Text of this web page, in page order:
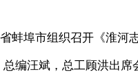
埠市组织召开《淮河
编汪斌，总工顾洪出席